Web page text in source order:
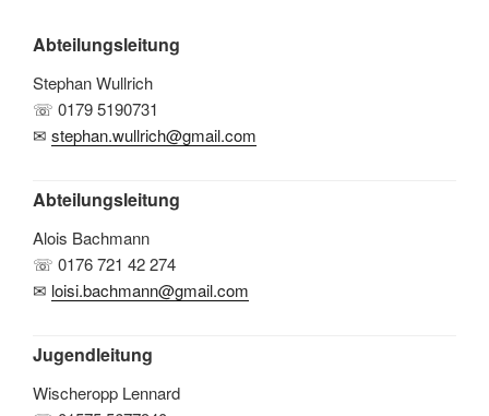
Abteilungsleitung
Stephan Wullrich
☏ 0179 5190731
✉ stephan.wullrich@gmail.com
Abteilungsleitung
Alois Bachmann
☏ 0176 721 42 274
✉ loisi.bachmann@gmail.com
Jugendleitung
Wischeropp Lennard